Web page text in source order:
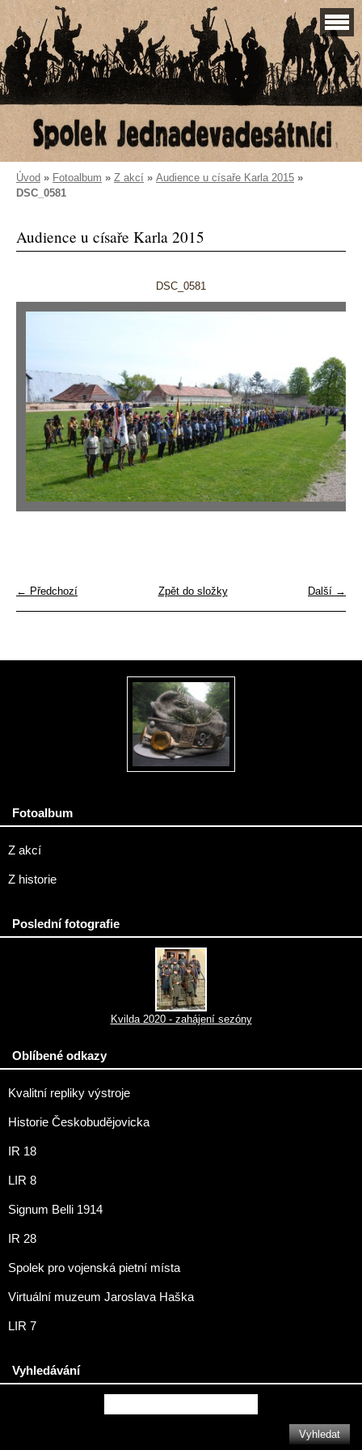
Úvod » Fotoalbum » Z akcí » Audience u císaře Karla 2015 »
DSC_0581
Audience u císaře Karla 2015
DSC_0581
← Předchozí Další →
Zpět do složky
Fotoalbum
Z akcí
Z historie
Poslední fotografie
Kvilda 2020 - zahájení sezóny
Oblíbené odkazy
Kvalitní repliky výstroje
Historie Českobudějovicka
IR 18
LIR 8
Signum Belli 1914
IR 28
Spolek pro vojenská pietní místa
Virtuální muzeum Jaroslava Haška
LIR 7
Vyhledávání